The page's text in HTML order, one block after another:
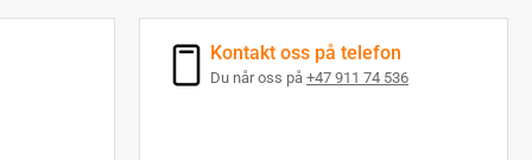
Kontakt oss på telefon
Du når oss på +47 911 74 536